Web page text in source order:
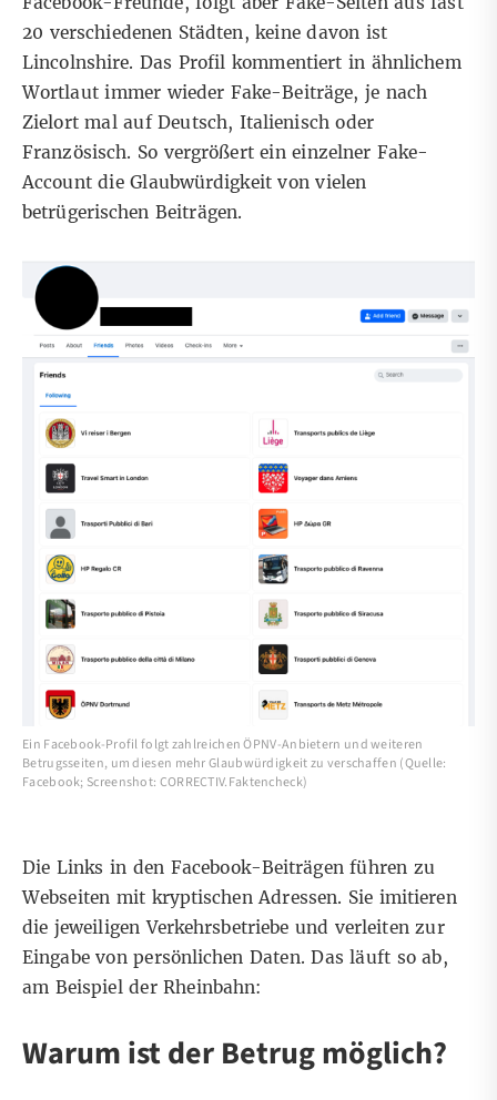
20 verschiedenen Städten, keine davon ist
Lincolnshire. Das Profil kommentiert in ähnlichem
Wortlaut immer wieder Fake-Beiträge, je nach
Zielort mal auf Deutsch, Italienisch oder
Französisch. So vergrößert ein einzelner Fake-
Account die Glaubwürdigkeit von vielen
betrügerischen Beiträgen.
Ein Facebook-Profil folgt zahlreichen ÖPNV-Anbietern und weiteren
Betrugsseiten, um diesen mehr Glaubwürdigkeit zu verschaffen (Quelle:
Facebook; Screenshot: CORRECTIV.Faktencheck)
Die Links in den Facebook-Beiträgen führen zu
Webseiten mit kryptischen Adressen. Sie imitieren
die jeweiligen Verkehrsbetriebe und verleiten zur
Eingabe von persönlichen Daten. Das läuft so ab,
am Beispiel der Rheinbahn:
Warum ist der Betrug möglich?